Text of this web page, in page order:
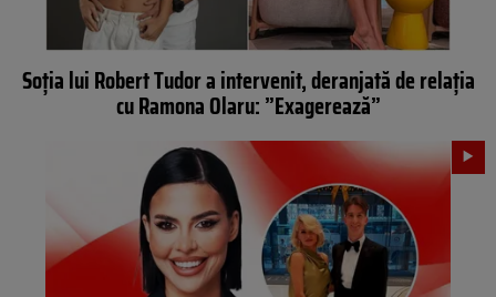
Soția lui Robert Tudor a intervenit, deranjată de relația
cu Ramona Olaru: ”Exagerează”